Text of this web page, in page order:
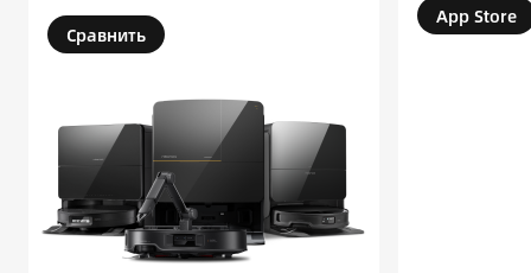
Сравнить
App Store